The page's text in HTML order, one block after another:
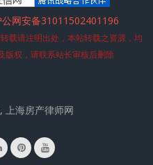
公网安备31011502401196
载请注明出处，本站转载之资源，均
版权，请联系站长审核后删除
海房产律师网